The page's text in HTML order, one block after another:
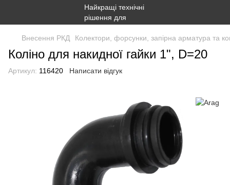
Внесення РКД Колектори, форсунки, запірна арматура та
Коліно для накидної гайки 1", D=20
Артикул: 116420 Написати відгук